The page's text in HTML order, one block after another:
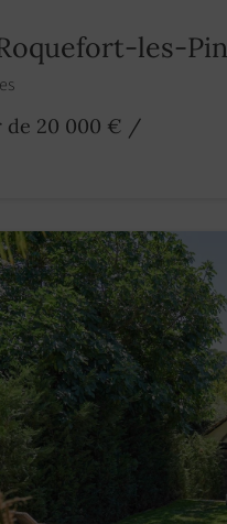
les-
de 20 000 € /